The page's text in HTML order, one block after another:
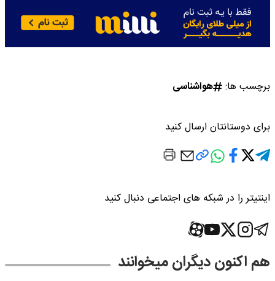
برچسب ها: هواشناسی
برای دوستانتان ارسال کنید
اینتیتر را در شبکه های اجتماعی دنبال کنید
هم اکنون دیگران میخوانند